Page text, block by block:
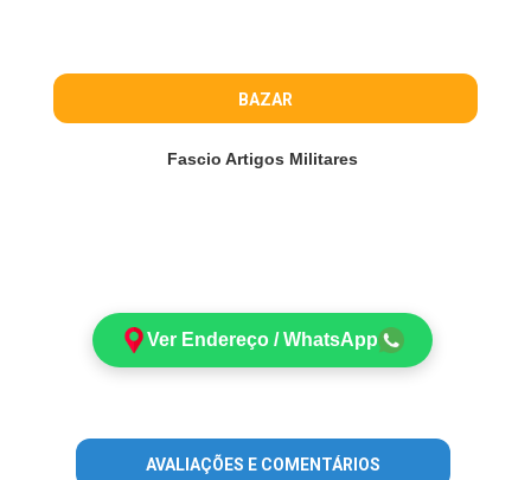
BAZAR
Fascio Artigos Militares
Ver Endereço / WhatsApp
AVALIAÇÕES E COMENTÁRIOS